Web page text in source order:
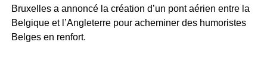
Bruxelles a annoncé la création d’un pont aérien entre la
Belgique et l’Angleterre pour acheminer des humoristes
Belges en renfort.